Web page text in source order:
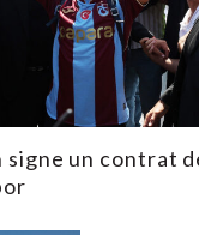
signe un contrat